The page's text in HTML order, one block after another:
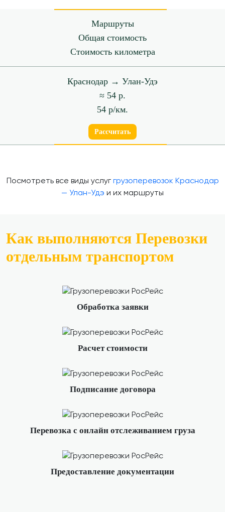
Маршруты
Общая стоимость
Стоимость километра
Краснодар → Улан-Удэ
≈ 54 р.
54 р/км.
Рассчитать
Посмотреть все виды услуг грузоперевозок Краснодар
— Улан-Удэ и их маршруты
Как выполняются Перевозки
отдельным транспортом
Обработка заявки
Расчет стоимости
Подписание договора
Перевозка с онлайн отслеживанием груза
Предоставление документации